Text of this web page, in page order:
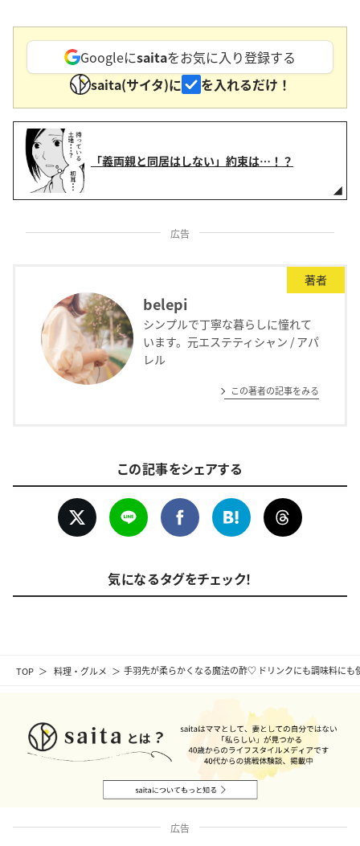
TOP 料理・グルメ 手羽先が柔らかくなる魔法の酢♡ ドリンクにも調味料にも
Googleにsaitaをお気に入り登録する
saita(サイタ)に
を入れるだけ！
「義両親と同居はしない」約束は…！？
広告
著者
belepi
シンプルで丁寧な暮らしに憧れて
います。元エステティシャン / アパ
レル
この著者の記事をみる
この記事をシェアする
気になるタグをチェック！
広告